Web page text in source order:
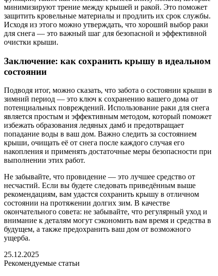
минимизируют трение между крышей и ракой. Это поможет
защитить кровельные материалы и продлить их срок службы.
Исходя из этого можно утверждать, что хороший выбор раки
для снега — это важный шаг для безопасной и эффективной
очистки крыши.
Заключение: как сохранить крышу в идеальном
состоянии
Подводя итог, можно сказать, что забота о состоянии крыши в
зимний период — это ключ к сохранению вашего дома от
потенциальных повреждений. Использование раки для снега
является простым и эффективным методом, который поможет
избежать образования ледяных дамб и предотвращает
попадание воды в ваш дом. Важно следить за состоянием
крыши, очищать её от снега после каждого случая его
накопления и применять достаточные меры безопасности при
выполнении этих работ.
Не забывайте, что провидение — это лучшее средство от
несчастий. Если вы будете следовать приведённым выше
рекомендациям, вам удастся сохранить крышу в отличном
состоянии на протяжении долгих зим. В качестве
окончательного совета: не забывайте, что регулярный уход и
внимание к деталям могут сэкономить вам время и средства в
будущем, а также предохранить ваш дом от возможного
ущерба.
25.12.2025
Рекомендуемые статьи